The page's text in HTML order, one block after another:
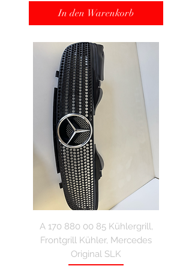
In den Warenkorb
A 170 880 00 85 Kühlergrill,
Frontgrill Kühler, Mercedes
Original SLK